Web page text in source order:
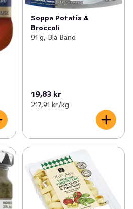
Soppa Potatis &
Broccoli
91 g, Blå Band
19,83 kr
217,91 kr /kg